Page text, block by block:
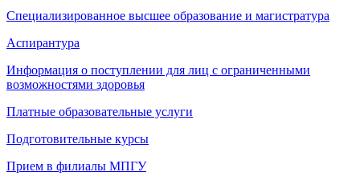
Специализированное высшее образование и магистратура
Аспирантура
Информация о поступлении для лиц с ограниченными
возможностями здоровья
Платные образовательные услуги
Подготовительные курсы
Прием в филиалы МПГУ